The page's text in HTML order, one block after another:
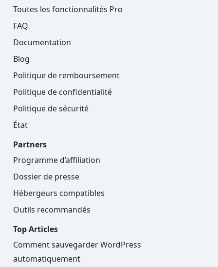
Toutes les fonctionnalités Pro
FAQ
Documentation
Blog
Politique de remboursement
Politique de confidentialité
Politique de sécurité
État
Partners
Programme d’affiliation
Dossier de presse
Hébergeurs compatibles
Outils recommandés
Top Articles
Comment sauvegarder WordPress
automatiquement